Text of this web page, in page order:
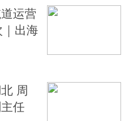
运营
出海
周
任